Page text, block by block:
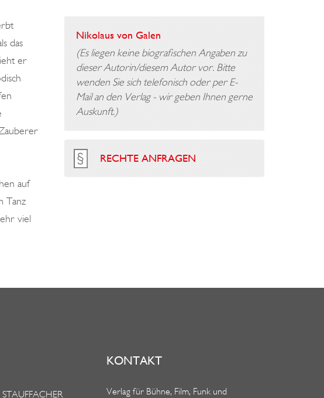
das
er
auf
Tanz
viel
Nikolaus von Galen
(Es liegen keine biografischen Angaben zu
dieser Autorin/diesem Autor vor. Bitte
wenden Sie sich telefonisch oder per E-
Mail an den Verlag - wir geben Ihnen gerne
Auskunft.)
RECHTE ANFRAGEN
KONTAKT
Verlag für Bühne, Film, Funk und